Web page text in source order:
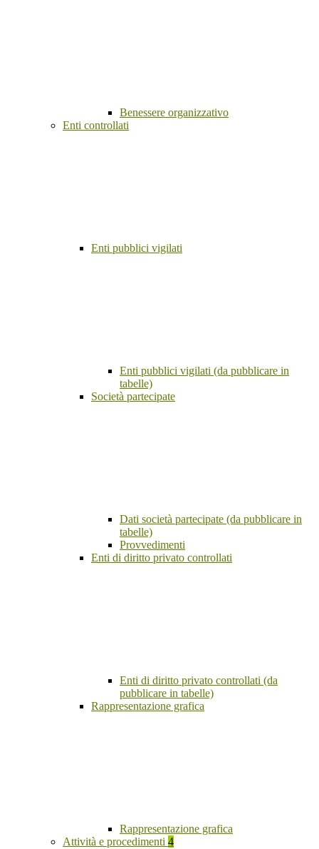
Benessere organizzativo
Enti controllati
Enti pubblici vigilati
Enti pubblici vigilati (da pubblicare in
tabelle)
Società partecipate
Dati società partecipate (da pubblicare in
tabelle)
Provvedimenti
Enti di diritto privato controllati
Enti di diritto privato controllati (da
pubblicare in tabelle)
Rappresentazione grafica
Rappresentazione grafica
Attività e procedimenti 4